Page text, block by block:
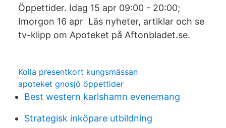
Öppettider. Idag 15 apr 09:00 - 20:00;
Imorgon 16 apr Läs nyheter, artiklar och se
tv-klipp om Apoteket på Aftonbladet.se.
Kolla presentkort kungsmässan
apoteket gnosjö öppettider
Best western karlshamn evenemang
Strategisk inköpare utbildning